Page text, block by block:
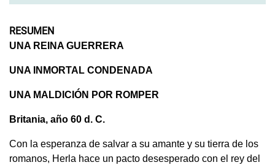
RESUMEN
UNA REINA GUERRERA
UNA INMORTAL CONDENADA
UNA MALDICIÓN POR ROMPER
Britania, año 60 d. C.
Con la esperanza de salvar a su amante y su tierra de los
romanos, Herla hace un pacto desesperado con el rey del